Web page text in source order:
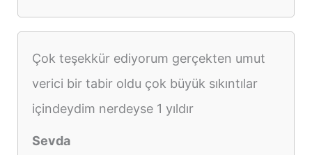
Çok teşekkür ediyorum gerçekten umut
verici bir tabir oldu çok büyük sıkıntılar
içindeydim nerdeyse 1 yıldır
Sevda